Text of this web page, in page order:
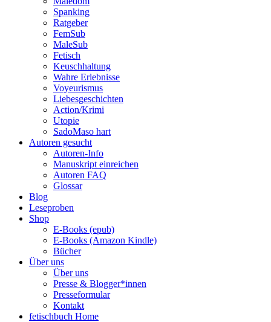
Spanking
Ratgeber
FemSub
MaleSub
Fetisch
Keuschhaltung
Wahre Erlebnisse
Voyeurismus
Liebesgeschichten
Action/Krimi
Utopie
SadoMaso hart
Autoren gesucht
Autoren-Info
Manuskript einreichen
Autoren FAQ
Glossar
Blog
Leseproben
Shop
E-Books (epub)
E-Books (Amazon Kindle)
Bücher
Über uns
Über uns
Presse & Blogger*innen
Presseformular
Kontakt
fetischbuch Home